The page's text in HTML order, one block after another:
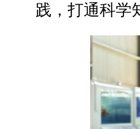
践，打通科学